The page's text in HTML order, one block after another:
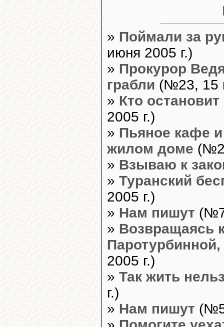
» Поймали за
июня 2005 г.)
» Прокурор
грабли (№23, 15
» Кто
2005 г.)
» Пьяное кафе
жилом доме
» Взываю к
» Туранский
2005 г.)
» Нам пишут
» Возвращаясь
Паротурбинной,
2005 г.)
» Так жить
г.)
» Нам пишут